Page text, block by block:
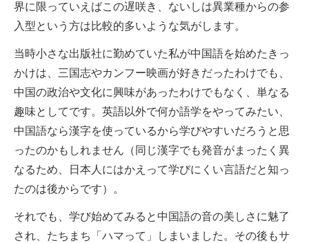
界に限っていえばこの遅咲き、ないしは異業種からの参
入型という方は比較的多いような気がします。
当時小さな出版社に勤めていた私が中国語を始めたきっ
かけは、三国志やカンフー映画が好きだったわけでも、
中国の政治や文化に興味があったわけでもなく、単なる
趣味としてです。英語以外で何か語学をやってみたい、
中国語なら漢字を使っているから学びやすいだろうと思
ったのかもしれません（同じ漢字でも発音がまったく異
なるため、日本人にはかえって学びにくい言語だと知っ
たのは後からです）。
それでも、学び始めてみると中国語の音の美しさに魅了
され、たちまち「ハマって」しまいました。その後もサ